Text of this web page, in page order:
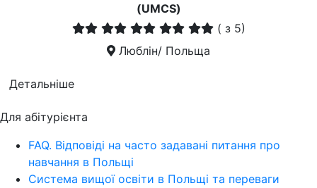
(UMCS)
( з 5)
Люблін/ Польща
Детальніше
Для абітурієнта
FAQ. Відповіді на часто задавані питання про
навчання в Польщі
Система вищої освіти в Польщі та переваги